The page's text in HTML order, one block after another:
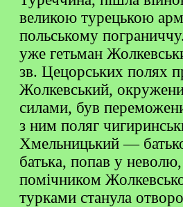
великою турецькою
польському
уже гетьман
зв. Цецорських полях
Жолкевський,
силами, був
з ним поляг
Хмельницький —
батька, попав у
помічником
турками станула